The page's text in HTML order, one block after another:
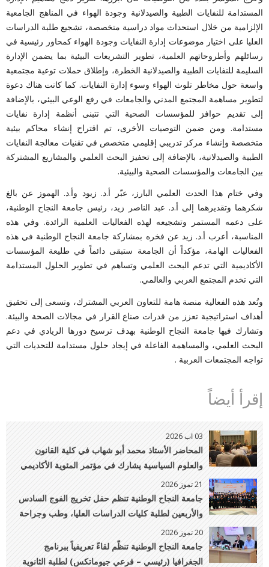
المستدامة للنفايات الطبية والصيدلانية وجودة الهواء في المناهج الجامعية
الإلزامية من خلال استحداث مواد دراسية متخصصة، تشجيع طلبة الدراسات
العليا على اختيار موضوعات إدارة النفايات وجودة الهواء كمحاور رئيسية في
رسائلهم وأطروحاتهم العلمية، تطوير التشريعات البيئية بما يضمن الإدارة
السليمة للنفايات الطبية والصيدلانية الخطرة، وإطلاق حملات توعية مجتمعية
واسعة حول مخاطر تلوث الهواء وسوء إدارة النفايات. كما كانت هناك دعوة
لتطوير مساهمة المجتمع المدني والجامعات في رفع الوعي البيئي، بالإضافة
إلى تقديم حوافز للمؤسسات الصحية التي تتبنى أنظمة إدارة نفايات
مستدامة. ومن ضمن التوصيات الأخرى، تم اقتراح إنشاء محاكم بيئية
متخصصة وإنشاء مركز تدريبي إقليمي متخصص في تقنيات معالجة النفايات
الطبية والصيدلانية، بالإضافة إلى تحفيز البحث العلمي والمشاريع المشتركة
بين الجامعات والمؤسسات الصحية والبيئية.
وفي ختام هذا الحدث العلمي البارز، عبّر أ.د. زيود وأ.د. الهموز عن بالغ
شكرهما وتقديرهما إلى أ.د. عبد الناصر زيد، رئيس جامعة النجاح الوطنية،
على دعمه المستمر وتشجيعه لهذه الفعاليات العلمية الرائدة. وفي هذه
المناسبة، أعرب أ.د. زيد عن فخره بمشاركة جامعة النجاح الوطنية في هذه
الفعاليات الهامة، مؤكداً أن الجامعة ستبقى دائماً في طليعة المؤسسات
الأكاديمية التي تدعم البحث العلمي وتساهم في تطوير الحلول المستدامة
التي تخدم المجتمع العربي والعالمي.
وتُعد هذه الفعالية منصة هامة للتعاون العربي المشترك، وتسعى إلى تحقيق
أهداف استراتيجية تعزز من قدرات صناع القرار في مجالات الصحة والبيئة.
وتشارك فيها جامعة النجاح الوطنية بهدف ترسيخ دورها الريادي في دعم
البحث العلمي، والمساهمة الفاعلة في إيجاد حلول مستدامة للتحديات التي
تواجه المجتمعات العربية .
إقرأ أيضاً
03 اب 2026
المحاضر الأستاذ محمد أبو شهاب في كلية القانون
والعلوم السياسية يشارك في مؤتمر المئوية الأكاديمي
لمعهد UNIDROIT بايطاليا
21 تموز 2026
جامعة النجاح الوطنية تنظم حفل تخريج الفوج السادس
والأربعين لطلبة كليات الدراسات العليا، وطب وجراحة
الفم والأسنان، والصيدلة، والتمريض، والطب البيطري
والهندسة الزراعية
20 تموز 2026
جامعة النجاح الوطنية تنظّم لقاءً تعريفياً ببرنامج
الجغرافيا (رئيسي – فرعي جيوماتكس) لطلبة الثانوية